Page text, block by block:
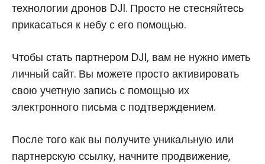
технологии дронов DJI. Просто не стесняйтесь
прикасаться к небу с его помощью.
Чтобы стать партнером DJI, вам не нужно иметь
личный сайт. Вы можете просто активировать
свою учетную запись с помощью их
электронного письма с подтверждением.
После того как вы получите уникальную или
партнерскую ссылку, начните продвижение,